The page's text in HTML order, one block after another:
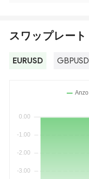
スワップレート
EURUSD GBPUSD